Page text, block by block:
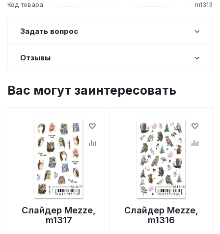
Код товара m1313
Задать вопрос
Отзывы
Вас могут заинтересовать
Слайдер Mezze,
m1317
Слайдер Mezze,
m1316